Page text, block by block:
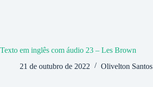
Texto em inglês com áudio 23 – Les Brown
21 de outubro de 2022
Olivelton Santos